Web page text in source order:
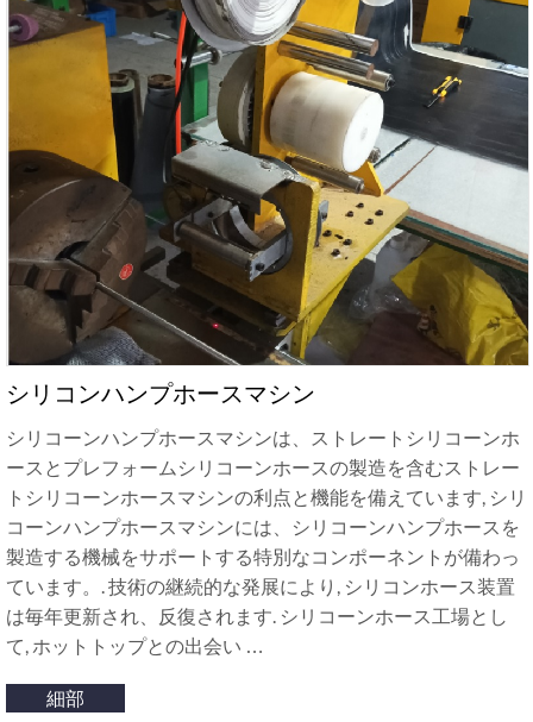
シリコンハンプホースマシン
シリコーンハンプホースマシンは、ストレートシリコーンホ
ースとプレフォームシリコーンホースの製造を含むストレー
トシリコーンホースマシンの利点と機能を備えています, シリ
コーンハンプホースマシンには、シリコーンハンプホースを
製造する機械をサポートする特別なコンポーネントが備わっ
ています。. 技術の継続的な発展により, シリコンホース装置
は毎年更新され、反復されます. シリコーンホース工場とし
て, ホットトップとの出会い …
細部